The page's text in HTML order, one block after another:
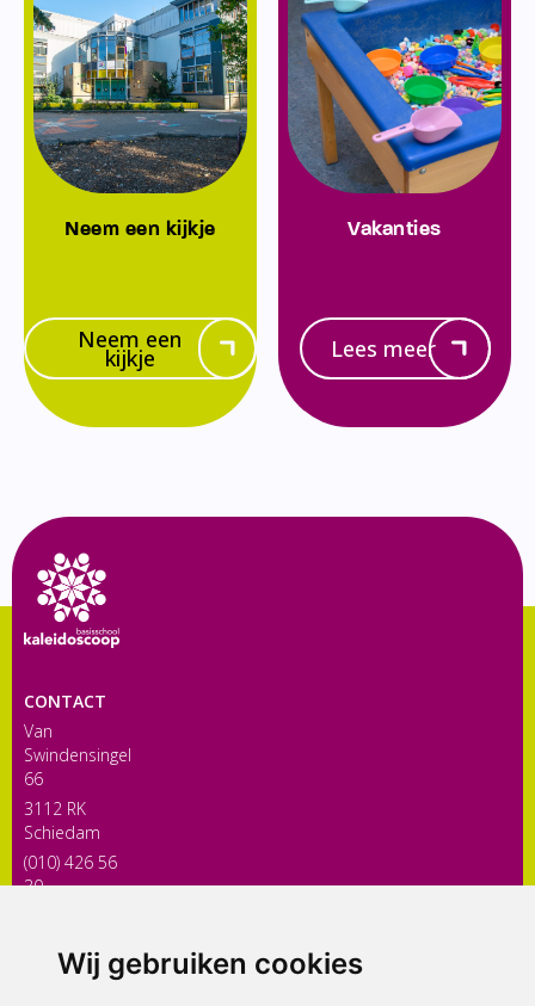
Wij gebruiken cookies
Neem een kijkje
Neem een
kijkje
Vakanties
Lees meer
CONTACT
Van
Swindensingel
66
3112 RK
Schiedam
(010) 426 56
30
ONDERDEEL VAN